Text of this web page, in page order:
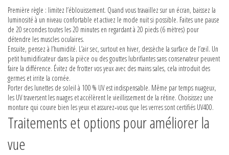
Première règle : limitez l’éblouissement. Quand vous travaillez sur un écran, baissez la
luminosité à un niveau confortable et activez le mode nuit si possible. Faites une pause
de 20 secondes toutes les 20 minutes en regardant à 20 pieds (6 mètres) pour
détendre les muscles oculaires.
Ensuite, pensez à l’humidité. L’air sec, surtout en hiver, dessèche la surface de l’œil. Un
petit humidificateur dans la pièce ou des gouttes lubrifiantes sans conservateur peuvent
faire la différence. Évitez de frotter vos yeux avec des mains sales, cela introduit des
germes et irrite la cornée.
Porter des lunettes de soleil à 100 % UV est indispensable. Même par temps nuageux,
les UV traversent les nuages et accélèrent le vieillissement de la rétine. Choisissez une
monture qui couvre bien les yeux et assurez‑vous que les verres sont certifiés UV400.
Traitements et options pour améliorer la
vue